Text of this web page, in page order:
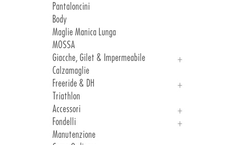
Pantaloncini
Body
Maglie Manica Lunga
MOSSA
Giacche, Gilet & Impermeabile
Giacche
Gilet & Impermeabile
Calzamaglie
Freeride & DH
Freeride
DH
Triathlon
Accessori
Manicotti, Ginocchiere E Gambali
Guanti
Fondelli
Introduzione Fondelli
Manutenzione